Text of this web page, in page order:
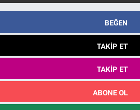
BEĞEN
TAKIP ET
TAKIP ET
ABONE OL